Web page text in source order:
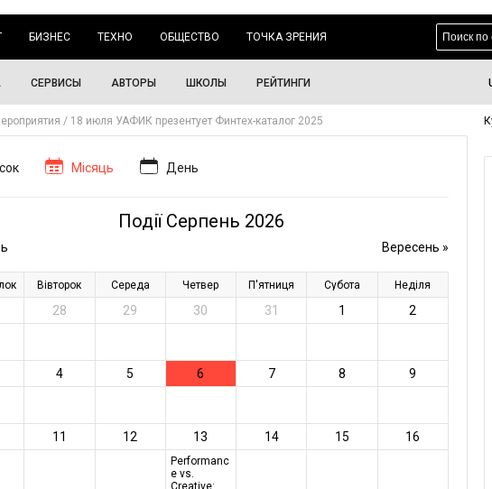
БИЗНЕС ТЕХНО ОБЩЕСТВО ТОЧКА ЗРЕНИЯ
СЕРВИСЫ АВТОРЫ ШКОЛЫ РЕЙТИНГИ
18 июля УАФИК презентует Финтех-каталог 2025